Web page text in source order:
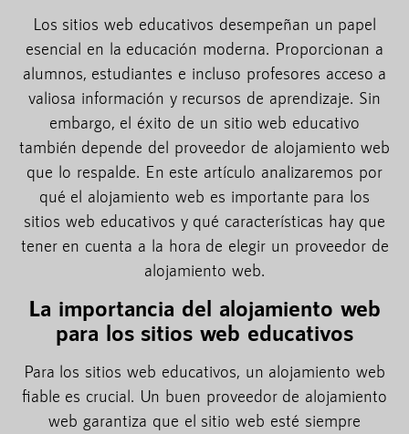
Los sitios web educativos desempeñan un papel
esencial en la educación moderna. Proporcionan a
alumnos, estudiantes e incluso profesores acceso a
valiosa información y recursos de aprendizaje. Sin
embargo, el éxito de un sitio web educativo
también depende del proveedor de alojamiento web
que lo respalde. En este artículo analizaremos por
qué el alojamiento web es importante para los
sitios web educativos y qué características hay que
tener en cuenta a la hora de elegir un proveedor de
alojamiento web.
La importancia del alojamiento web
para los sitios web educativos
Para los sitios web educativos, un alojamiento web
fiable es crucial. Un buen proveedor de alojamiento
web garantiza que el sitio web esté siempre